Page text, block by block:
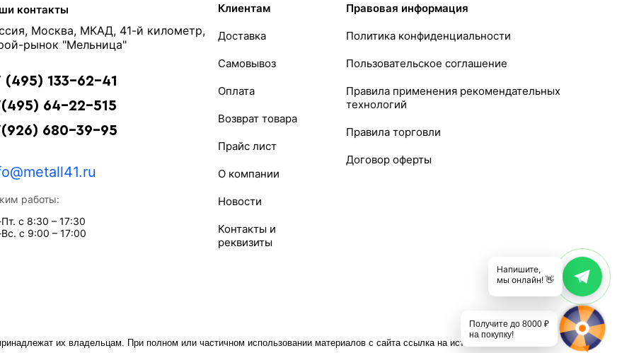
контакты
Москва, МКАД, 41-й километр,
рынок "Мельница"
(495) 133-62-41
64-22-515
680-39-95
работы:
с 8:30 – 17:30
с 9:00 – 17:00
Клиентам
Доставка
Самовывоз
Оплата
Возврат товара
Прайс лист
О компании
Новости
Контакты и
реквизиты
Правовая информация
Политика конфиденциальности
Пользовательское соглашение
Правила применения рекомендательных
технологий
Правила торговли
Договор оферты
их владельцам. При полном или частичном использовании материалов с сайта ссылка на источник обязательна.
Напишите,
мы онлайн! 👋
Получите до 8000 ₽
на покупку!